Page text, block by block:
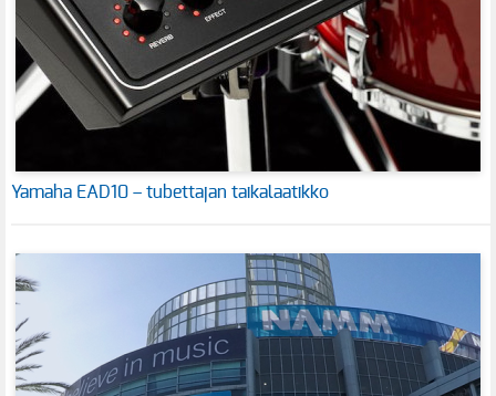
Yamaha EAD10 – tubettajan taikalaatikko